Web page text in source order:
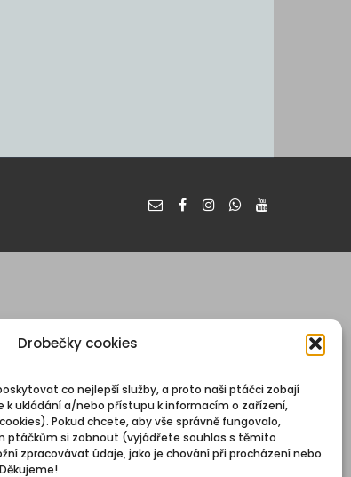
Drobečky cookies
co nejlepší služby, a proto naši ptáčci zobají
k ukládání a/nebo přístupu k informacím o zařízení,
Pokud chcete, aby vše správně fungovalo,
ptáčkům si zobnout (vyjádřete souhlas s těmito
zpracovávat údaje, jako je chování při procházení nebo